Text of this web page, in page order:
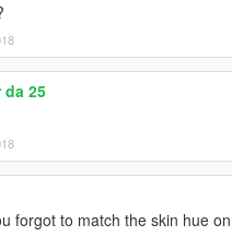
da 25
forgot to match the skin hue